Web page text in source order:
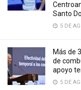
Santo
5 DE
Más de
de
apoyo
5 DE